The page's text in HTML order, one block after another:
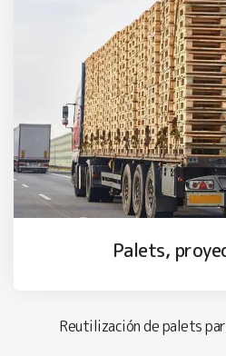
Palets,
Reutilización de palets